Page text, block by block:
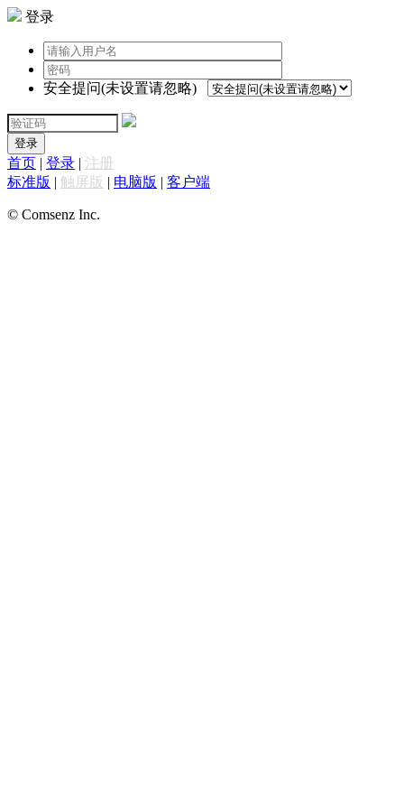
登录
安全提问(未设置请忽略)
登录
首页 | 登录 | 注册
标准版 | 触屏版 | 电脑版 | 客户端
© Comsenz Inc.